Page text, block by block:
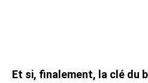
Et si, finalement, la clé du